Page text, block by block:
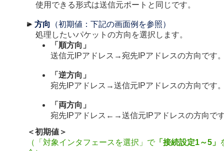
使用できる形式は送信元ポートと同じです。
方向
（初期値：下記の画面例を参照）
処理したいパケットの方向を選択します。
「順方向」
送信元IPアドレス→宛先IPアドレスの方向です
「逆方向」
宛先IPアドレス→送信元IPアドレスの方向です
「両方向」
宛先IPアドレス←→送信元IPアドレスの方向で
＜初期値＞
（「対象インタフェースを選択」で「接続設定1～5」